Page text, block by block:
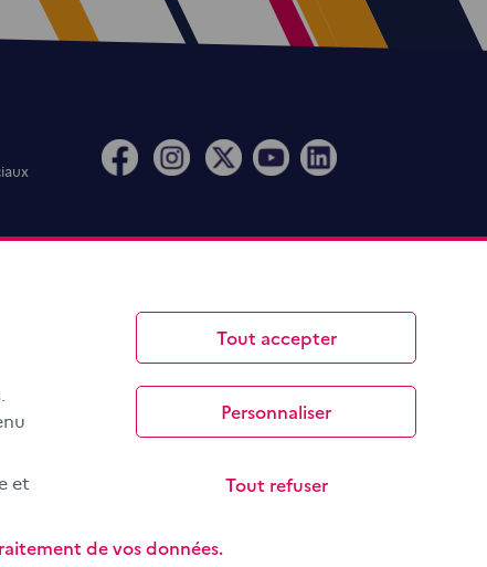
et
Tout accepter
Tout refuser
Personnaliser
de vos données.